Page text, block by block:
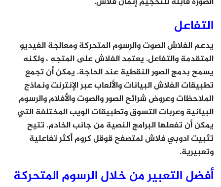
التفاعل
يدعم الفلاش الصوت والرسوم المتحركة ومعالجة الفيديو
المتقدمة والتفاعل. يعتمد الفلاش على المتجه ، ولكنه
يسمح بدمج الصور النقطية عند الحاجة. يمكن أن تجمع
تطبيقات الفلاش البيانات والألعاب عبر الإنترنت ونماذج
الملاحظات وعروض شرائح الصور والصوت والأفلام والرسوم
البيانية وعربات التسوق وتطبيقات الويب المختلفة التي
يمكن أن تفعلها البرامج النصية من جانب الخادم. تتيح
تثبيت ادوبي فلاش لمتصفح قوقل كروم أكثر تفاعلية
وتعبيرية.
أفضل التعبير من خلال الرسوم المتحركة